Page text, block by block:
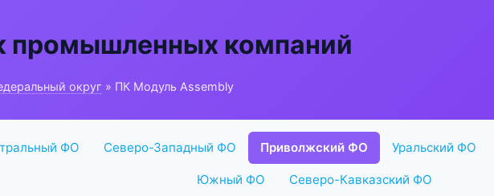
промышленных компаний
округ » ПК Модуль Assembly
ФО Северо-Западный ФО Приволжский ФО Уральский ФО
Южный ФО Северо-Кавказский ФО